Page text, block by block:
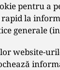
pentru a
la
generale
website-